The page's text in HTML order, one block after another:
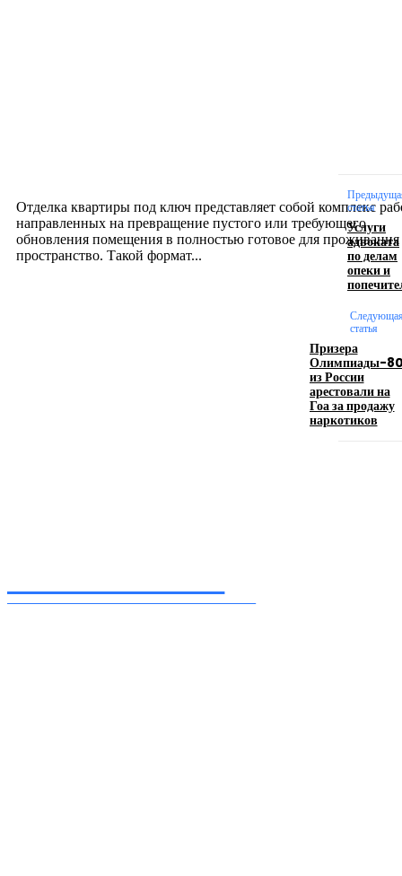
Отделка квартиры под ключ представляет собой комплекс
направленных на превращение пустого или требующего
обновления помещения в полностью готовое для проживания
пространство. Такой формат...
логотипом: эффективный инструмент бренда
Девушка в бокале: легендарный номер бурлеска
статья
Услуги
адвоката
по делам
опеки и
статья
Призера
Олимпиады-
из России
арестовали на
Гоа за продажу
наркотиков